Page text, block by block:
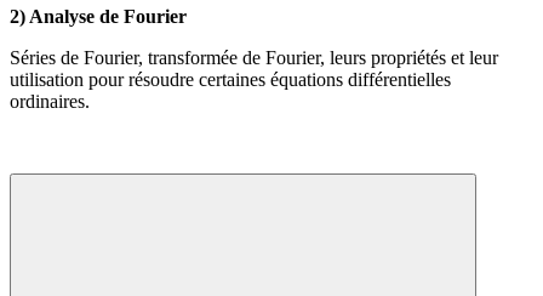
2) Analyse de Fourier
Séries de Fourier, transformée de Fourier, leurs propriétés et leur
utilisation pour résoudre certaines équations différentielles
ordinaires.